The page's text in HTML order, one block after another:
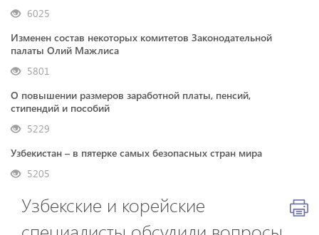
6025
Изменен состав некоторых комитетов Законодательной
палаты Олий Мажлиса
5801
О повышении размеров заработной платы, пенсий,
стипендий и пособий
5229
Узбекистан – в пятерке самых безопасных стран мира
5205
Узбекские и корейские